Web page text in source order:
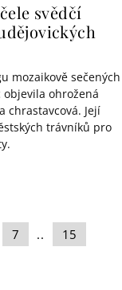
svědčí
mozaikově sečených
ohrožená
chrastavcová. Její
trávníků pro
7 .. 15